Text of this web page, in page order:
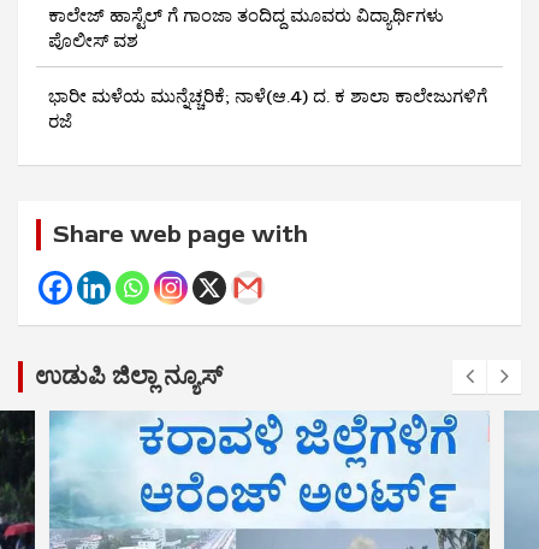
ಕಾಲೇಜ್ ಹಾಸ್ಟೆಲ್ ಗೆ ಗಾಂಜಾ ತಂದಿದ್ದ ಮೂವರು ವಿದ್ಯಾರ್ಥಿಗಳು
ಪೊಲೀಸ್ ವಶ
ಭಾರೀ ಮಳೆಯ ಮುನ್ನೆಚ್ಚರಿಕೆ; ನಾಳೆ(ಆ.4) ದ. ಕ ಶಾಲಾ ಕಾಲೇಜುಗಳಿಗೆ
ರಜೆ
Share web page with
ಉಡುಪಿ ಜಿಲ್ಲಾ ನ್ಯೂಸ್